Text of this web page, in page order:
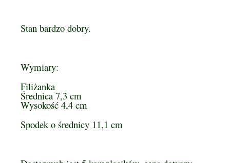
Stan bardzo dobry.
Wymiary:
Filiżanka
Średnica 7,3 cm
Wysokość 4,4 cm
Spodek o średnicy 11,1 cm